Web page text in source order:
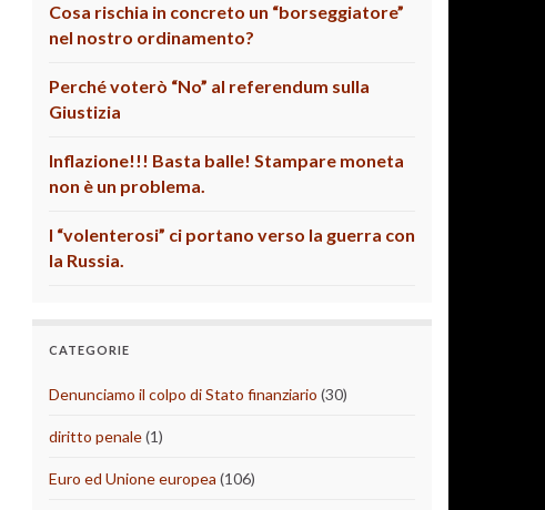
Cosa rischia in concreto un “borseggiatore”
nel nostro ordinamento?
Perché voterò “No” al referendum sulla
Giustizia
Inflazione!!! Basta balle! Stampare moneta
non è un problema.
I “volenterosi” ci portano verso la guerra con
la Russia.
CATEGORIE
Denunciamo il colpo di Stato finanziario (30)
diritto penale(1)
Euro ed Unione europea (106)